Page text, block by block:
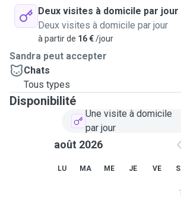
Deux visites à domicile par jour
Deux visites à domicile par jour
à partir de 16 €/jour
Sandra peut accepter
Chats
Tous types
Disponibilité
Une visite à domicile
par jour
août 2026
LU MA ME JE VE
1